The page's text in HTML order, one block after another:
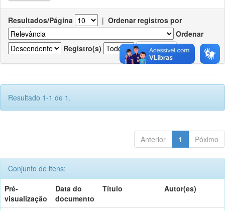
Resultados/Página | Ordenar registros por
Ordenar
Registro(s)
Resultado 1-1 de 1.
Anterior 1 Póximo
Conjunto de itens:
Pré-
visualização
Data do
documento
Título Autor(es)